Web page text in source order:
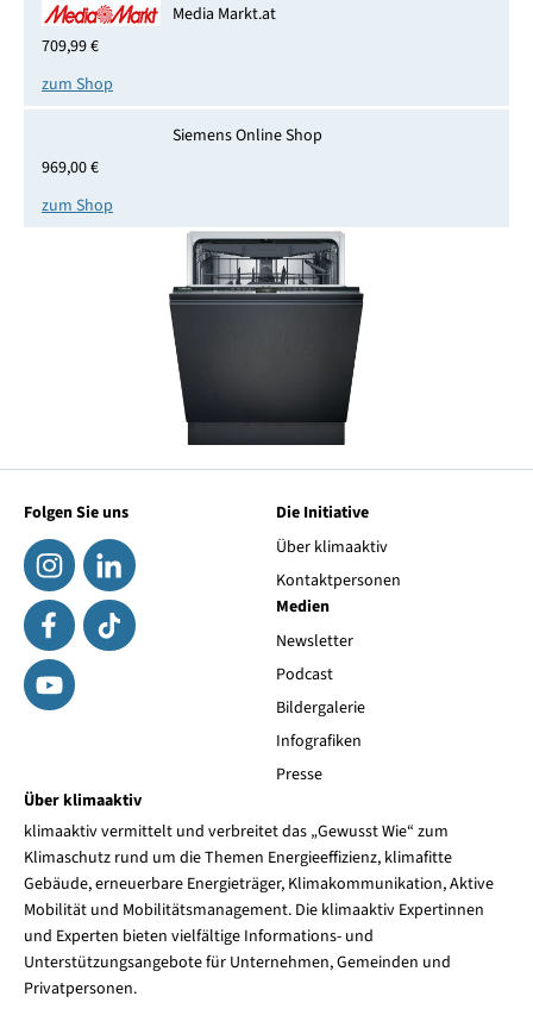
Media Markt.at
709,99 €
zum Shop
Siemens Online Shop
969,00 €
zum Shop
Folgen Sie uns
Die Initiative
Über klimaaktiv
Kontaktpersonen
Medien
Newsletter
Podcast
Bildergalerie
Infografiken
Presse
Über klimaaktiv
klimaaktiv vermittelt und verbreitet das „Gewusst Wie“ zum
Klimaschutz rund um die Themen Energieeffizienz, klimafitte
Gebäude, erneuerbare Energieträger, Klimakommunikation, Aktive
Mobilität und Mobilitätsmanagement. Die klimaaktiv Expertinnen
und Experten bieten vielfältige Informations- und
Unterstützungsangebote für Unternehmen, Gemeinden und
Privatpersonen.